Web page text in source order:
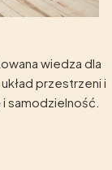
wiedza dla
przestrzeni i
samodzielność.